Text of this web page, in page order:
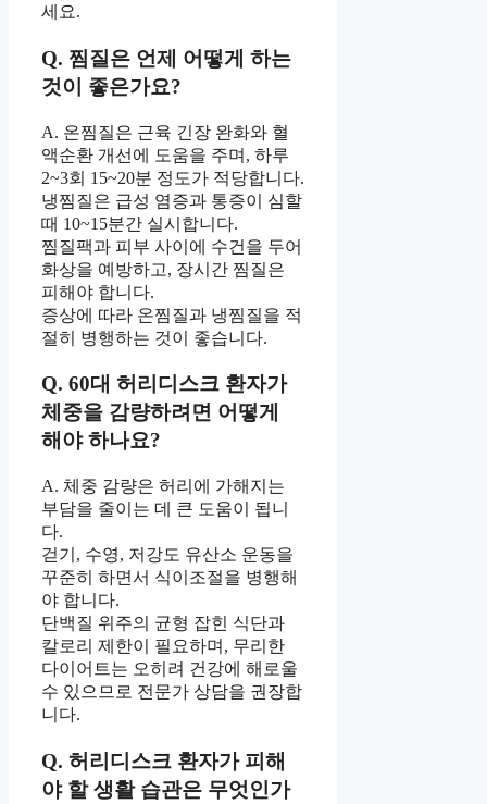
세요.
Q. 찜질은 언제 어떻게 하는
것이 좋은가요?
A. 온찜질은 근육 긴장 완화와 혈
액순환 개선에 도움을 주며, 하루
2~3회 15~20분 정도가 적당합니다.
냉찜질은 급성 염증과 통증이 심할
때 10~15분간 실시합니다.
찜질팩과 피부 사이에 수건을 두어
화상을 예방하고, 장시간 찜질은
피해야 합니다.
증상에 따라 온찜질과 냉찜질을 적
절히 병행하는 것이 좋습니다.
Q. 60대 허리디스크 환자가
체중을 감량하려면 어떻게
해야 하나요?
A. 체중 감량은 허리에 가해지는
부담을 줄이는 데 큰 도움이 됩니
다.
걷기, 수영, 저강도 유산소 운동을
꾸준히 하면서 식이조절을 병행해
야 합니다.
단백질 위주의 균형 잡힌 식단과
칼로리 제한이 필요하며, 무리한
다이어트는 오히려 건강에 해로울
수 있으므로 전문가 상담을 권장합
니다.
Q. 허리디스크 환자가 피해
야 할 생활 습관은 무엇인가